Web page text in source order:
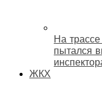
На
пытался
ЖКХ